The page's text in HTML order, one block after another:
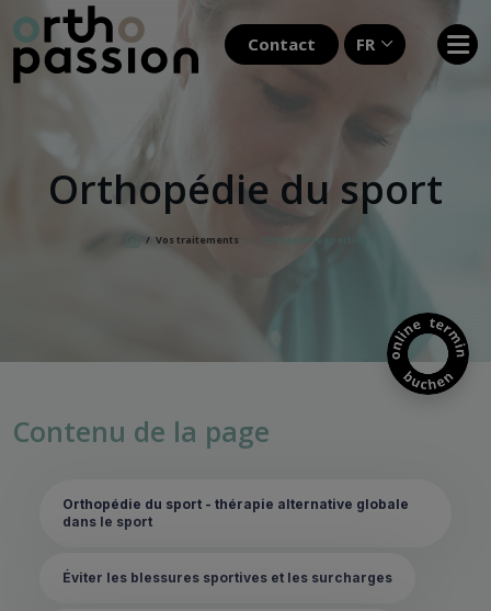
Contact FR
Orthopédie du sport
/ Vos traitements Orthopédie sportive
Contenu de la page
Orthopédie du sport - thérapie alternative globale
dans le sport
Éviter les blessures sportives et les surcharges